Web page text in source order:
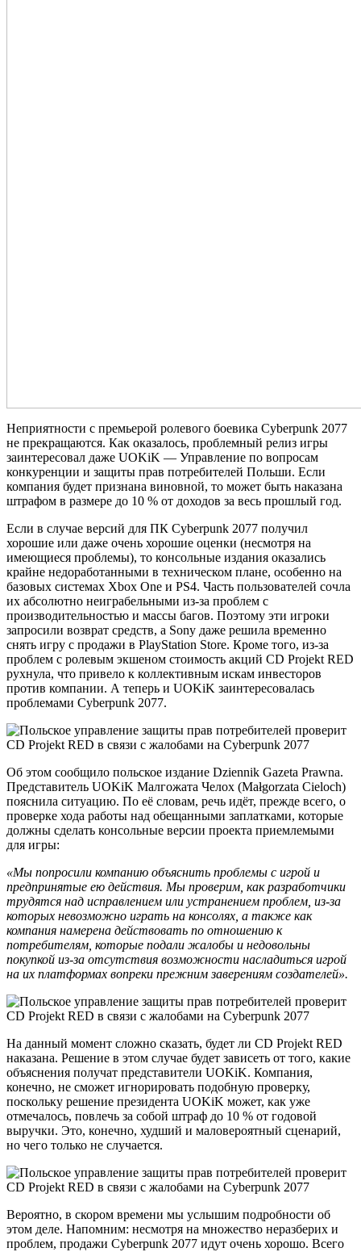
Неприятности с премьерой ролевого боевика Cyberpunk 2077
не прекращаются. Как оказалось, проблемный релиз игры
заинтересовал даже UOKiK — Управление по вопросам
конкуренции и защиты прав потребителей Польши. Если
компания будет признана виновной, то может быть наказана
штрафом в размере до 10 % от доходов за весь прошлый год.
Если в случае версий для ПК Cyberpunk 2077 получил
хорошие или даже очень хорошие оценки (несмотря на
имеющиеся проблемы), то консольные издания оказались
крайне недоработанными в техническом плане, особенно на
базовых системах Xbox One и PS4. Часть пользователей сочла
их абсолютно неиграбельными из-за проблем с
производительностью и массы багов. Поэтому эти игроки
запросили возврат средств, а Sony даже решила временно
снять игру с продажи в PlayStation Store. Кроме того, из-за
проблем с ролевым экшеном стоимость акций CD Projekt RED
рухнула, что привело к коллективным искам инвесторов
против компании. А теперь и UOKiK заинтересовалась
проблемами Cyberpunk 2077.
Об этом сообщило польское издание Dziennik Gazeta Prawna.
Представитель UOKiK Малгожата Челох (Małgorzata Cieloch)
пояснила ситуацию. По её словам, речь идёт, прежде всего, о
проверке хода работы над обещанными заплатками, которые
должны сделать консольные версии проекта приемлемыми
для игры:
«Мы попросили компанию объяснить проблемы с игрой и
предпринятые ею действия. Мы проверим, как разработчики
трудятся над исправлением или устранением проблем, из-за
которых невозможно играть на консолях, а также как
компания намерена действовать по отношению к
потребителям, которые подали жалобы и недовольны
покупкой из-за отсутствия возможности насладиться игрой
на их платформах вопреки прежним заверениям создателей».
На данный момент сложно сказать, будет ли CD Projekt RED
наказана. Решение в этом случае будет зависеть от того, какие
объяснения получат представители UOKiK. Компания,
конечно, не сможет игнорировать подобную проверку,
поскольку решение президента UOKiK может, как уже
отмечалось, повлечь за собой штраф до 10 % от годовой
выручки. Это, конечно, худший и маловероятный сценарий,
но чего только не случается.
Вероятно, в скором времени мы услышим подробности об
этом деле. Напомним: несмотря на множество неразберих и
проблем, продажи Cyberpunk 2077 идут очень хорошо. Всего